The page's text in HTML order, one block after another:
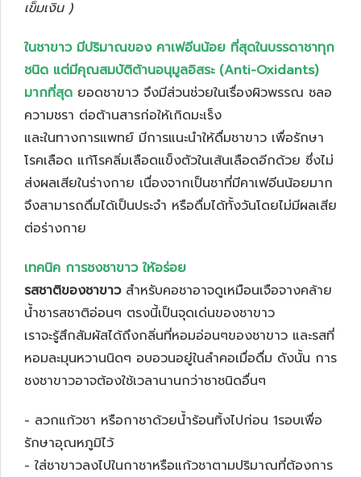
เข็มเงิน )
ในชาขาว มีปริมาณของ คาเฟอีนน้อย ที่สุดในบรรดาชาทุก
ชนิด แต่มีคุณสมบัติต้านอนุมูลอิสระ (Anti-Oxidants)
มากที่สุด ยอดชาขาว จึงมีส่วนช่วยในเรื่องผิวพรรณ ชลอ
ความชรา ต่อต้านสารก่อให้เกิดมะเร็ง
และในทางการแพทย์ มีการแนะนำให้ดื่มชาขาว เพื่อรักษา
โรคเลือด แก้โรคลิ่มเลือดแข็งตัวในเส้นเลือดอีกด้วย ซึ่งไม่
ส่งผลเสียในร่างกาย เนื่องจากเป็นชาที่มีคาเฟอีนน้อยมาก
จึงสามารถดื่มได้เป็นประจำ หรือดื่มได้ทั้งวันโดยไม่มีผลเสีย
ต่อร่างกาย
เทคนิค การชงชาขาว ให้อร่อย
รสชาติของชาขาวสำหรับคอชาอาจดูเหมือนเจือจางคล้าย
น้ำชารสชาติอ่อนๆ ตรงนี้เป็นจุดเด่นของชาขาว
เราจะรู้สึกสัมผัสได้ถึงกลิ่นที่หอมอ่อนๆของชาขาว และรสที่
หอมละมุนหวานนิดๆ อบอวนอยู่ในลำคอเมื่อดื่ม ดังนั้น การ
ชงชาขาวอาจต้องใช้เวลานานกว่าชาชนิดอื่นๆ
- ลวกแก้วชา หรือกาชาด้วยน้ำร้อนทิ้งไปก่อน 1รอบเพื่อ
รักษาอุณหภูมิไว้
- ใส่ชาขาวลงไปในกาชาหรือแก้วชาตามปริมาณที่ต้องการ